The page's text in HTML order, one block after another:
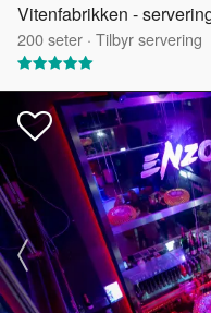
Vitenfabrikken -
200seter · Tilbyr servering